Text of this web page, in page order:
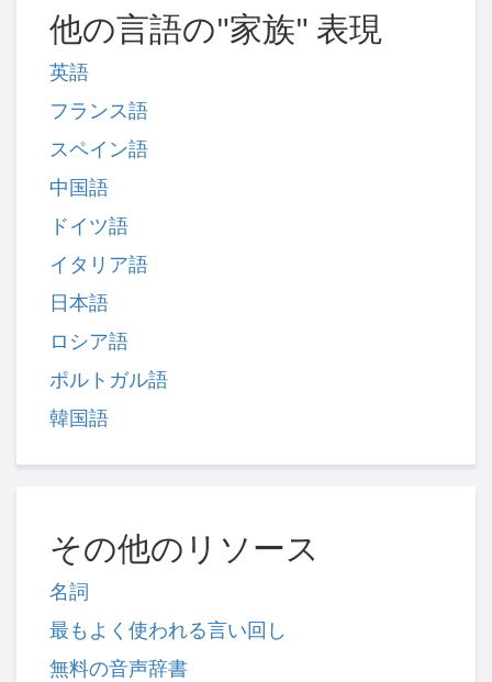
他の言語の"家族" 表現
英語
フランス語
スペイン語
中国語
ドイツ語
イタリア語
日本語
ロシア語
ポルトガル語
韓国語
その他のリソース
名詞
最もよく使われる言い回し
無料の音声辞書